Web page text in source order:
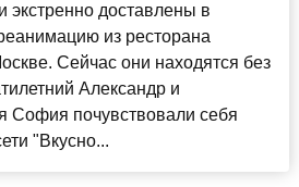
доставлены в
из ресторана
Сейчас они находятся без
Александр и
София почувствовали себя
"Вкусно...